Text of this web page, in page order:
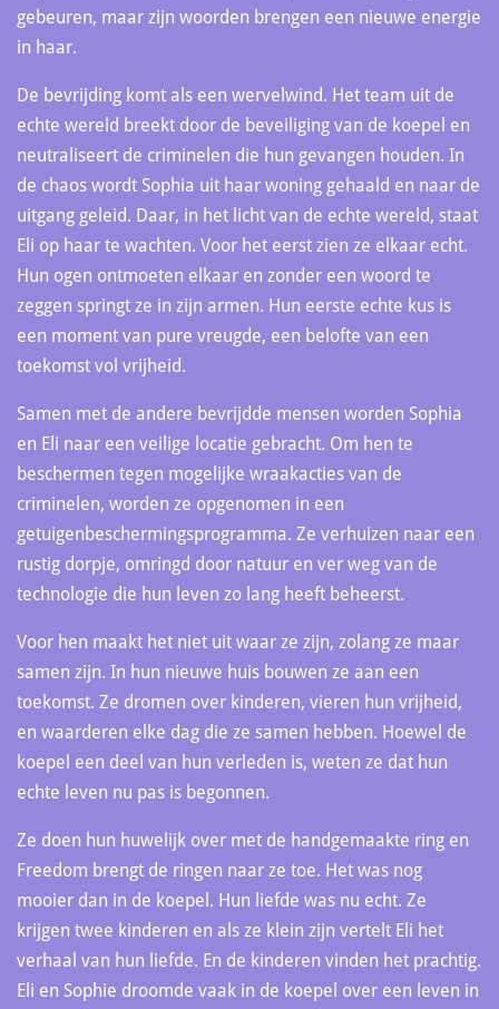
gebeuren, maar zijn woorden brengen een nieuwe energie
in haar.
De bevrijding komt als een wervelwind. Het team uit de
echte wereld breekt door de beveiliging van de koepel en
neutraliseert de criminelen die hun gevangen houden. In
de chaos wordt Sophia uit haar woning gehaald en naar de
uitgang geleid. Daar, in het licht van de echte wereld, staat
Eli op haar te wachten. Voor het eerst zien ze elkaar echt.
Hun ogen ontmoeten elkaar en zonder een woord te
zeggen springt ze in zijn armen. Hun eerste echte kus is
een moment van pure vreugde, een belofte van een
toekomst vol vrijheid.
Samen met de andere bevrijdde mensen worden Sophia
en Eli naar een veilige locatie gebracht. Om hen te
beschermen tegen mogelijke wraakacties van de
criminelen, worden ze opgenomen in een
getuigenbeschermingsprogramma. Ze verhuizen naar een
rustig dorpje, omringd door natuur en ver weg van de
technologie die hun leven zo lang heeft beheerst.
Voor hen maakt het niet uit waar ze zijn, zolang ze maar
samen zijn. In hun nieuwe huis bouwen ze aan een
toekomst. Ze dromen over kinderen, vieren hun vrijheid,
en waarderen elke dag die ze samen hebben. Hoewel de
koepel een deel van hun verleden is, weten ze dat hun
echte leven nu pas is begonnen.
Ze doen hun huwelijk over met de handgemaakte ring en
Freedom brengt de ringen naar ze toe. Het was nog
mooier dan in de koepel. Hun liefde was nu echt. Ze
krijgen twee kinderen en als ze klein zijn vertelt Eli het
verhaal van hun liefde. En de kinderen vinden het prachtig.
Eli en Sophie droomde vaak in de koepel over een leven in